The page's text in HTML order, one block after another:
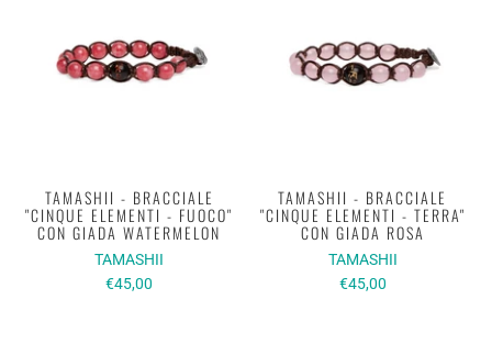
TAMASHII - BRACCIALE
"CINQUE ELEMENTI - FUOCO"
CON GIADA WATERMELON
TAMASHII
€45,00
TAMASHII - BRACCIALE
"CINQUE ELEMENTI - TERRA"
CON GIADA ROSA
TAMASHII
€45,00